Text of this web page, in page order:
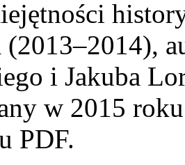
(2013–2014),
i Jakuba
w 2015
PDF.